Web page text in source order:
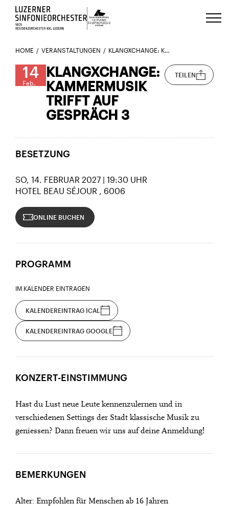
Luzerns Klavierfestival «Le Piano
HOME VERANSTALTUNGEN KLANGXCHANGE: KAMMERMUSIK TRIFFT AUF GESPRÄCH 3
14
Feb.
KLANGXCHANGE:
KAMMERMUSIK
TRIFFT AUF
GESPRÄCH 3
TEILEN
BESETZUNG
SO, 14. FEBRUAR 2027 | 19:30 UHR
HOTEL BEAU SÉJOUR
6006
ONLINE BUCHEN
PROGRAMM
IM KALENDER EINTRAGEN
KALENDEREINTRAG ICAL
KALENDEREINTRAG GOOGLE
KONZERT-EINSTIMMUNG
Hast du Lust neue Leute kennenzulernen und in
verschiedenen Settings der Stadt klassische Musik zu
geniessen? Dann freuen wir uns auf deine Anmeldung!
BEMERKUNGEN
Alter: Empfohlen für Menschen ab 16 Jahren